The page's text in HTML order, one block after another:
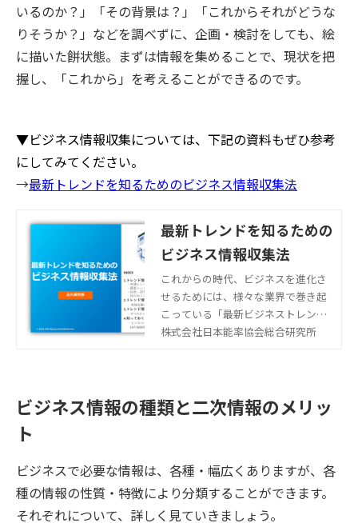
いるのか？」「その背景は？」「これからそれがどうな
りそうか？」などを調べずに、企画・検討をしても、絵
に描いた餅状態。まずは情報を集めることで、現状を把
握し、「これから」を考えることができるのです。
▼ビジネス情報収集については、下記の資料もぜひ参考
にしてみてください。
→最新トレンドを知るためのビジネス情報収集法
最新トレンドを知るための
ビジネス情報収集法
これからの時代、ビジネスを進化さ
せるためには、様々な業界で巻き起
こっている「最新ビジネストレン
ド」を知ることが重要です。そのよ
ならびに担当者必見の「おすすめ情
報源（一例）」をまとめました。
株式会社日本能率協会総合研究所
ビジネス情報の種類と二次情報のメリッ
ト
ビジネスで必要な情報は、各種・幅広くありますが、各
種の情報の性質・特徴により分類することができます。
それぞれについて、詳しく見ていきましょう。